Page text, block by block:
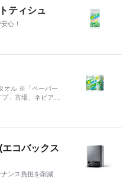
ティシュ
心！
ーパー
」市場、ネピア激
量シェア (2021年
コバックス
ンス負担を削減